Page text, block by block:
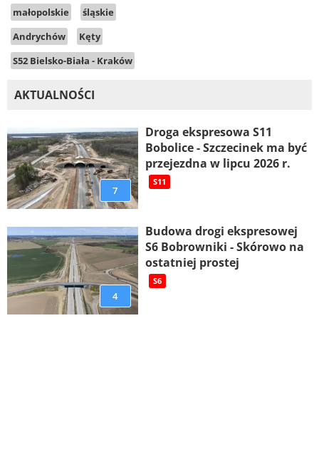
małopolskie
śląskie
Andrychów
Kęty
S52 Bielsko-Biała - Kraków
AKTUALNOŚCI
7
Droga ekspresowa S11
Bobolice - Szczecinek ma być
przejezdna w lipcu 2026 r.
S11
4
Budowa drogi ekspresowej
S6 Bobrowniki - Skórowo na
ostatniej prostej
S6